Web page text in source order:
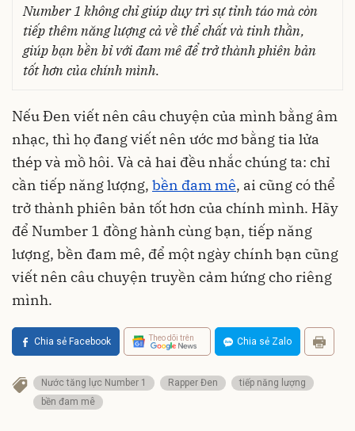
Number 1 không chỉ giúp duy trì sự tỉnh táo mà còn
tiếp thêm năng lượng cả về thể chất và tinh thần,
giúp bạn bền bỉ với đam mê để trở thành phiên bản
tốt hơn của chính mình.
Nếu Đen viết nên câu chuyện của mình bằng âm
nhạc, thì họ đang viết nên ước mơ bằng tia lửa
thép và mồ hôi. Và cả hai đều nhắc chúng ta: chỉ
cần tiếp năng lượng, bền đam mê, ai cũng có thể
trở thành phiên bản tốt hơn của chính mình. Hãy
để Number 1 đồng hành cùng bạn, tiếp năng
lượng, bền đam mê, để một ngày chính bạn cũng
viết nên câu chuyện truyền cảm hứng cho riêng
mình.
Chia sẻ Facebook Theo dõi trên Chia sẻ Zalo
Nước tăng lực Number 1 Rapper Đen
tiếp năng lượng
bền đam mê